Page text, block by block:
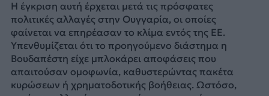
Η έγκριση αυτή έρχεται μετά τις πρόσφατες
πολιτικές αλλαγές στην Ουγγαρία, οι οποίες
φαίνεται να επηρέασαν το κλίμα εντός της ΕΕ.
Υπενθυμίζεται ότι το προηγούμενο διάστημα η
Βουδαπέστη είχε μπλοκάρει αποφάσεις που
απαιτούσαν ομοφωνία, καθυστερώντας πακέτα
κυρώσεων ή χρηματοδοτικής βοήθειας. Ωστόσο,